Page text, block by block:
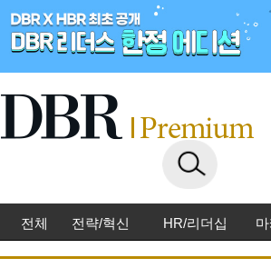
전체 전략/혁신 HR/리더십